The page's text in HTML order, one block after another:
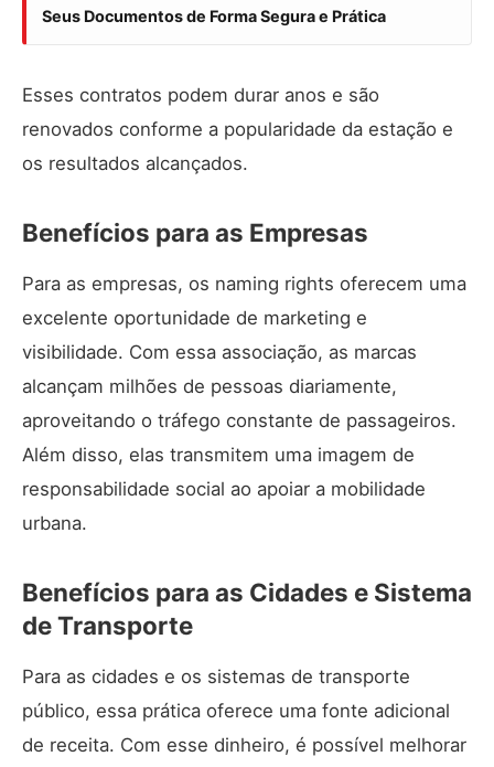
Seus Documentos de Forma Segura e Prática
Esses contratos podem durar anos e são
renovados conforme a popularidade da estação e
os resultados alcançados.
Benefícios para as Empresas
Para as empresas, os naming rights oferecem uma
excelente oportunidade de marketing e
visibilidade. Com essa associação, as marcas
alcançam milhões de pessoas diariamente,
aproveitando o tráfego constante de passageiros.
Além disso, elas transmitem uma imagem de
responsabilidade social ao apoiar a mobilidade
urbana.
Benefícios para as Cidades e Sistema
de Transporte
Para as cidades e os sistemas de transporte
público, essa prática oferece uma fonte adicional
de receita. Com esse dinheiro, é possível melhorar